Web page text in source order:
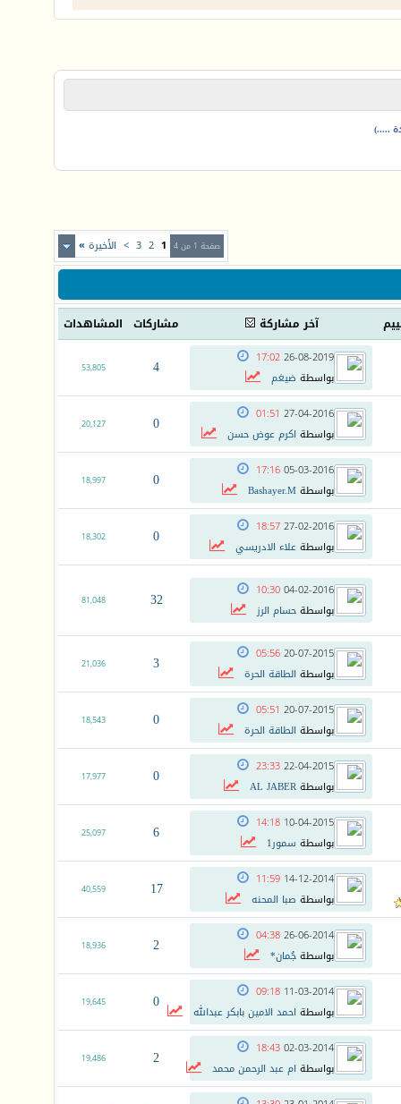
.....)
صفحة 1 من 4 1
2
3
> الأخيرة »
آخر مشاركة مشاركات المشاهدات
26-08-2019
17:02
بواسطة ضيغم 4
53,805
27-04-2016
01:51
بواسطة اكرم عوض حسن 0
20,127
05-03-2016
17:16
بواسطةBashayer.M
0
18,997
27-02-2016
18:57
بواسطةعلاء الادريسي 0
18,302
04-02-2016
10:30
بواسطةحسام الرز 32
81,048
20-07-2015
05:56
بواسطة الطاقة الحرة 3
21,036
20-07-2015
05:51
بواسطة الطاقة الحرة 0
18,543
22-04-2015
23:33
بواسطةAL JABER
0
17,977
10-04-2015
14:18
بواسطة سمور1 6
25,097
14-12-2014
11:59
بواسطة صبا المحنه 17
40,559
26-06-2014
04:38
بواسطةجُمان* 2
18,936
11-03-2014
09:18
بواسطة احمد الامين بابكر عبدالله 0
19,645
02-03-2014
18:43
بواسطة ام عبد الرحمن محمد 2
19,486